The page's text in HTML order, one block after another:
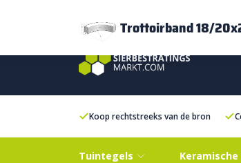
Koop rechtstreeks van de bron
Tuintegels
Trottoirband 18/